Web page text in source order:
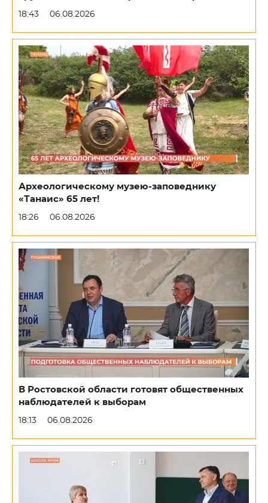
18:43 06.08.2026
Археологическому музею-заповеднику
«Танаис» 65 лет!
18:26 06.08.2026
В Ростовской области готовят общественных
наблюдателей к выборам
18:13 06.08.2026